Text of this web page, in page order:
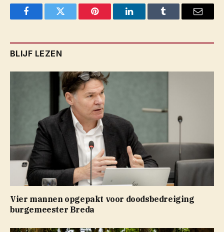
FacebookTwitter Pinterest LinkedInTumblr Email
BLIJF LEZEN
Vier mannen opgepakt voor doodsbedreiging
burgemeester Breda